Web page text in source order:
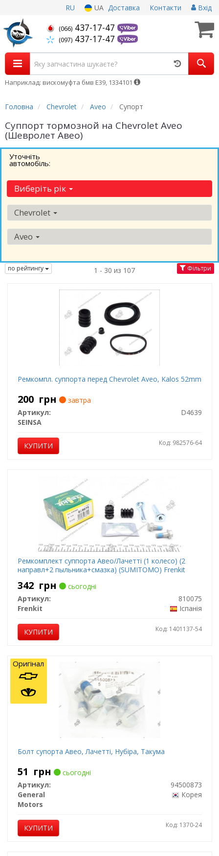
RU UA Доставка Контакти Вхід
(066) 437-17-47
(097) 437-17-47
Наприклад: вискомуфта бмв Е39, 1334101
Головна Chevrolet Aveo Супорт
Суппорт тормозной на Chevrolet Aveo
(Шевролет Авео)
Уточніть
автомобіль:
Виберіть рік
Chevrolet
Aveo
по рейтингу 1 - 30 из 107 Фільтри
Ремкомпл. суппорта перед Chevrolet Aveo, Kalos 52mm
200 грн
завтра
Артикул:
D4639
SEINSA
КУПИТИ Код: 982576-64
Ремкомплект суппорта Авео/Лачетті (1 колесо) (2
направл+2 пыльника+смазка) (SUMITOMO) Frenkit
342 грн
сьогодні
Артикул:
810075
Frenkit
Іспанія
КУПИТИ Код: 1401137-54
Болт супорта Авео, Лачетті, Нубіра, Такума
51 грн
сьогодні
Артикул:
94500873
General
Motors
Корея
КУПИТИ Код: 1370-24
Оригінал